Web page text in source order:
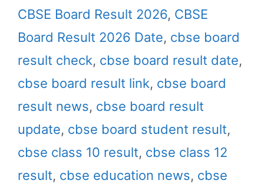
CBSE Board Result 2026, CBSE
Board Result 2026 Date, cbse board
result check, cbse board result date,
cbse board result link, cbse board
result news, cbse board result
update, cbse board student result,
cbse class 10 result, cbse class 12
result, cbse education news, cbse